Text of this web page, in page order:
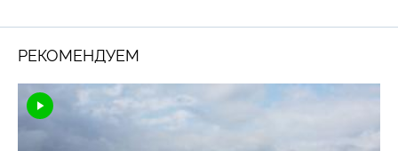
РЕКОМЕНДУЕМ